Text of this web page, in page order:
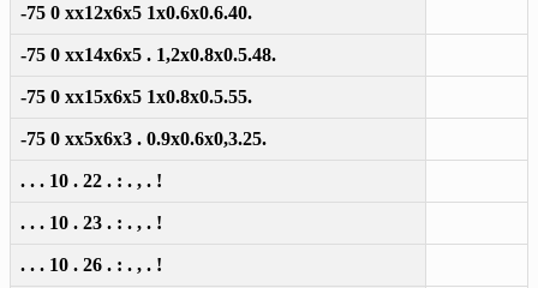
-75 0 xx12x6x5 1x0.6x0.6.40.
-75 0 xx14x6x5 . 1,2x0.8x0.5.48.
-75 0 xx15x6x5 1x0.8x0.5.55.
-75 0 xx5x6x3 . 0.9x0.6x0,3.25.
. . . 10 . 22 . : . , . !
. . . 10 . 23 . : . , . !
. . . 10 . 26 . : . , . !